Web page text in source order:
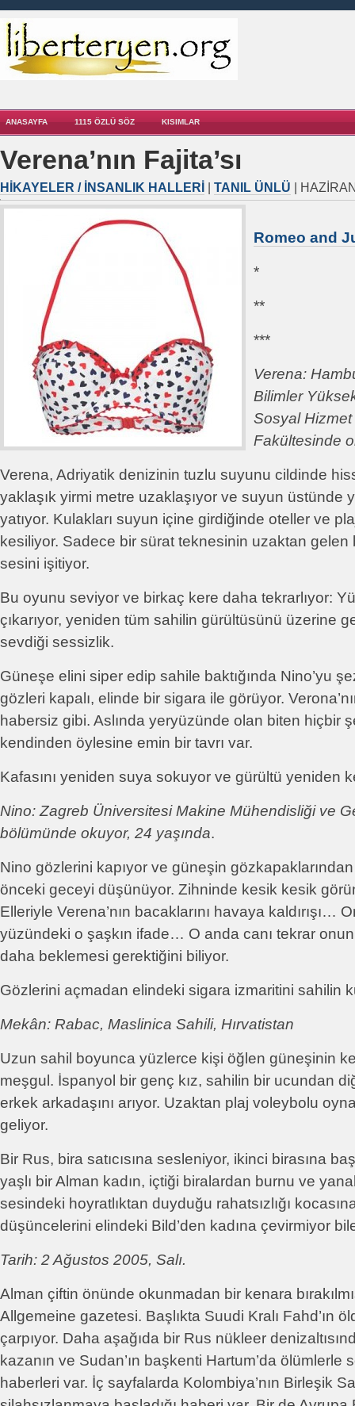
ANASAYFA 1115 ÖZLÜ SÖZ KISIMLAR
Verena’nın Fajita’sı
HIKAYELER / İNSANLIK HALLERI TANIL ÜNLÜ |
Romeo and
*
**
***
Verena:
Bilimler
Sosyal Hizmet
Fakültesinde
Verena, Adriyatik denizinin tuzlu suyunu cildinde
yaklaşık yirmi metre uzaklaşıyor ve suyun üstünde
yatıyor. Kulakları suyun içine girdiğinde oteller ve
kesiliyor. Sadece bir sürat teknesinin uzaktan gelen
sesini işitiyor.
Bu oyunu seviyor ve birkaç kere daha tekrarlıyor:
çıkarıyor, yeniden tüm sahilin gürültüsünü üzerine
sevdiği sessizlik.
Güneşe elini siper edip sahile baktığında Nino’yu
gözleri kapalı, elinde bir sigara ile görüyor.
habersiz gibi. Aslında yeryüzünde olan biten hiçbir
kendinden öylesine emin bir tavrı var.
Kafasını yeniden suya sokuyor ve gürültü yeniden
Nino: Zagreb Üniversitesi Makine Mühendisliği ve
bölümünde okuyor, 24 yaşında.
Nino gözlerini kapıyor ve güneşin gözkapaklarından
önceki geceyi düşünüyor. Zihninde kesik kesik
Elleriyle Verena’nın bacaklarını havaya kaldırışı…
yüzündeki o şaşkın ifade… O anda canı tekrar
daha beklemesi gerektiğini biliyor.
Gözlerini açmadan elindeki sigara izmaritini sahilin
Mekân: Rabac, Maslinica Sahili, Hırvatistan
Uzun sahil boyunca yüzlerce kişi öğlen güneşinin
meşgul. İspanyol bir genç kız, sahilin bir ucundan
erkek arkadaşını arıyor. Uzaktan plaj voleybolu
geliyor.
Bir Rus, bira satıcısına sesleniyor, ikinci birasına
yaşlı bir Alman kadın, içtiği biralardan burnu ve
sesindeki hoyratlıktan duyduğu rahatsızlığı
düşüncelerini elindeki Bild’den kadına çevirmiyor
Tarih: 2 Ağustos 2005, Salı.
Alman çiftin önünde okunmadan bir kenara
Allgemeine gazetesi. Başlıkta Suudi Kralı Fahd’ın
çarpıyor. Daha aşağıda bir Rus nükleer
kazanın ve Sudan’ın başkenti Hartum’da ölümlerle
haberleri var. İç sayfalarda Kolombiya’nın Birleşik